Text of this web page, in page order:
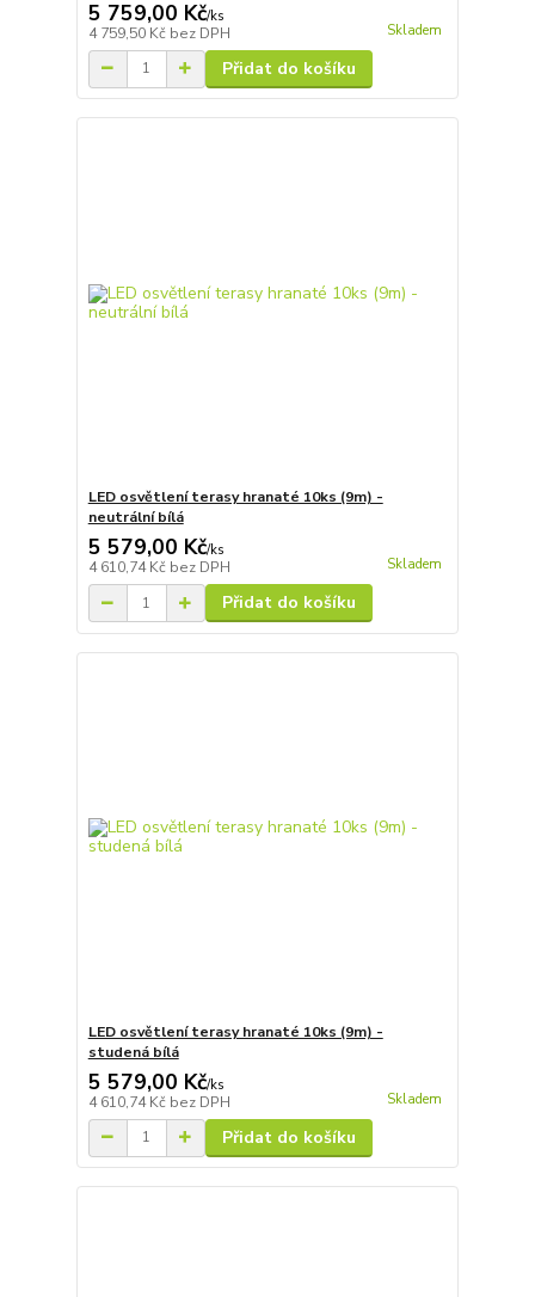
5 759,00 Kč/ks
4 759,50 Kč bez DPH Skladem
Přidat do košíku
LED osvětlení terasy hranaté 10ks (9m) -
neutrální bílá
5 579,00 Kč/ks
4 610,74 Kč bez DPH Skladem
Přidat do košíku
LED osvětlení terasy hranaté 10ks (9m) -
studená bílá
5 579,00 Kč/ks
4 610,74 Kč bez DPH Skladem
Přidat do košíku